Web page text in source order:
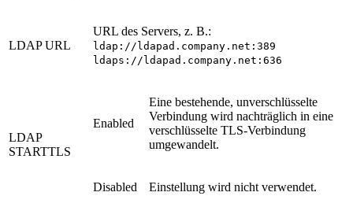
LDAP URL
URL des Servers, z. B.:
ldap://ldapad.company.net:389
ldaps://ldapad.company.net:636
LDAP
STARTTLS
Enabled
Eine bestehende, unverschlüsselte
Verbindung wird nachträglich in eine
verschlüsselte TLS-Verbindung
umgewandelt.
Disabled Einstellung wird nicht verwendet.